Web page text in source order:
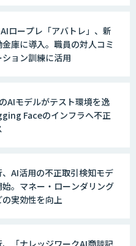
ロープレ「アバトレ」、新
庫に導入。職員の対人コミ
ション訓練に活用
AIモデルがテスト環境を逸
Faceのインフラへ不正
、AI活用の不正取引検知モデ
始。マネー・ローンダリング
実効性を向上